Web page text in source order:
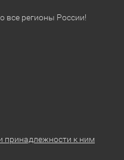
все регионы России!
принадлежности к ним